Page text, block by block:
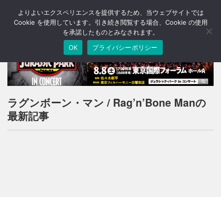
T
o
n
a
v
i
g
ラグンボーン・マン / Rag’n’Bone Manの
最新記事
よりよいエクスペリエンスを提供するため、当ウェブサイトでは
Cookie を使用しています。引き続き閲覧する場合、Cookie の使用
を承諾したものとみなされます。
OK
プライバシーポリシー